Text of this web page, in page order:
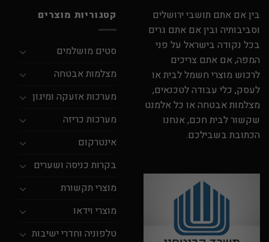
בין אם אתם תושבי ירושלים
וסביבותיה ובין אם אתם גרים
בכל נקודה בישראל על פני
המפה, אם אתם צריכים
לרכוש מוצרי חשמל לבית או
לעסק, כלי עבודה לטכנאים,
מצלמות אבטחה או כל אלמנט
שקשור לבית חכם, אנחנו
הכתובת בשבילכם.
קטגוריות מוצרים
סטים מושלמים
מצלמות אבטחה
מערכות אזעקה ומיגון
מערכות כריזה
אינטרקום
בקרות כניסה ושערים
מוצרי תקשורת
מוצרי וידאו
טלפוניה וחדרי ישיבות